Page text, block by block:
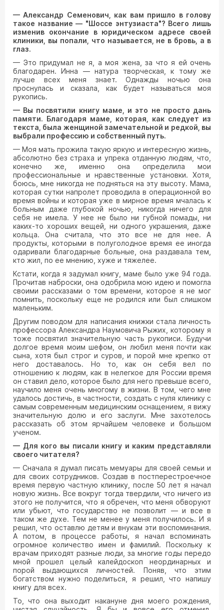
— Александр Семенович, как вам пришло в голову
такое название — "Шоссе энтузиаста"? Всего лишь
изменив окончание в юридическом адресе своей
клиники, вы попали, что называется, не в бровь, а в
глаз.
— Это придумал не я, а моя жена, за что я ей очень
благодарен. Инна — натура творческая, к тому же
лучше всех меня знает. Однажды ночью она
проснулась и сказала, как будет называться моя
рукопись.
— Вы посвятили книгу маме, и это не просто дань
памяти. Благодаря маме, которая, как следует из
текста, была женщиной замечательной и редкой, вы
выбрали профессию и собственный путь.
— Моя мать прожила такую яркую и интересную жизнь,
абсолютно без страха и упрека отданную людям, что,
конечно же, именно она определила мои
профессиональные и нравственные установки. Хотя,
боюсь, мне никогда не подняться на эту высоту. Мама,
которая сутки напролет проводила в операционной во
время войны и которая уже в мирное время мчалась к
больным даже глубокой ночью, никогда ничего для
себя не имела. У нее не было ни губной помады, ни
каких-то хороших вещей, ни одного украшения, даже
кольца. Она считала, что это все не для нее. А
продукты, которыми в полуголодное время ее иногда
одаривали благодарные больные, она раздавала тем,
кто жил, по ее мнению, хуже и тяжелее.
Кстати, когда я задумал книгу, маме было уже 94 года.
Прочитав наброски, она одобрила мою идею и помогла
своими рассказами о том времени, которое я не мог
помнить, поскольку еще не родился или был слишком
маленьким.
Другим поводом для написания книжки стала личность
профессора Александра Наумовича Рыжих, которому я
тоже посвятил значительную часть рукописи. Будучи
долгое время моим шефом, он любил меня почти как
сына, хотя был строг и суров, и порой мне крепко от
него доставалось. Но то, как он себя вел по
отношению к людям, как в нелегкое для России время
он ставил дело, которое было для него превыше всего,
научило меня очень многому в жизни. В том, чего мне
удалось достичь, в частности, создать с нуля клинику с
самым современным медицинским оснащением, я вижу
значительную долю и его заслуги. Мне захотелось
рассказать об этом ярчайшем человеке и большом
ученом.
— Для кого вы писали книгу и каким представляли
своего читателя?
— Сначала я думал писать мемуары для своей семьи и
для своих сотрудников. Создав в постперестроечное
время первую частную клинику, после 50 лет я начал
новую жизнь. Все вокруг тогда твердили, что ничего из
этого не получится, что я обречен, что меня обворуют
или убьют, что государство не позволит — и все в
таком же духе. Тем не менее у меня получилось. И я
решил, что оставлю детям и внукам эти воспоминания.
А потом, в процессе работы, я начал вспоминать
огромное количество имен и фамилий. Поскольку к
врачам приходят разные люди, за многие годы передо
мной прошел целый калейдоскоп неординарных и
порой выдающихся личностей. Поняв, что этим
богатством нужно поделиться, я решил, что напишу
книгу для всех.
То, что она выходит накануне дня моего рождения,